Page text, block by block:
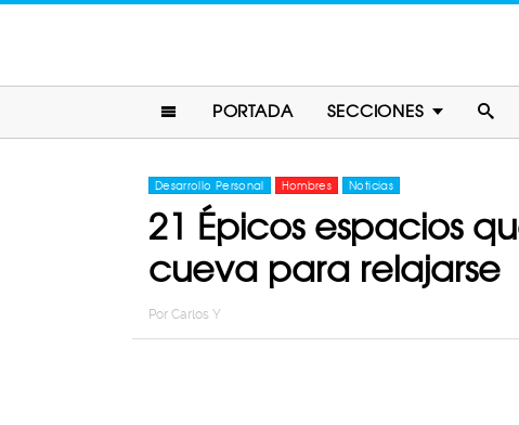
PORTADA SECCIONES
Desarrollo Personal Hombres Noticias
21 Épicos espacios
cueva para relajarse
Por Carlos Y